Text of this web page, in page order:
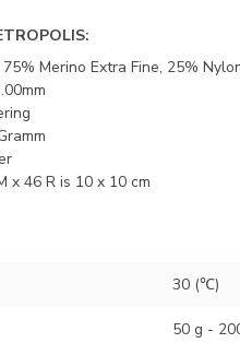
Merino Extra Fine, 25%
x 46 R is 10 x 10 cm
30 (℃)
50 g -